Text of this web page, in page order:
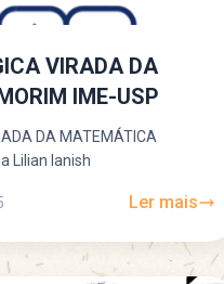
VIRADA DA
IME-USP
DA MATEMÁTICA
Lilian Ianish
Ler mais